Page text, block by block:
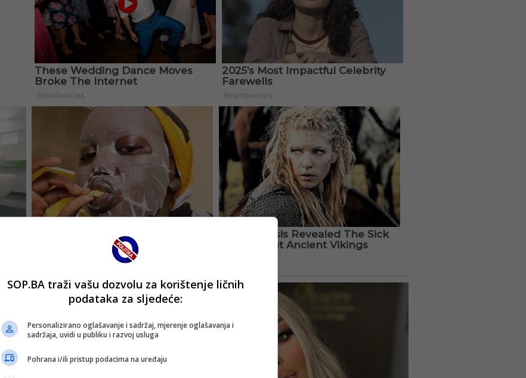
SOP.BA traži vašu dozvolu za korištenje ličnih
podataka za sljedeće:
Personalizirano oglašavanje i sadržaj, mjerenje oglašavanja i
sadržaja, uvidi u publiku i razvoj usluga
Pohrana i/ili pristup podacima na uređaju